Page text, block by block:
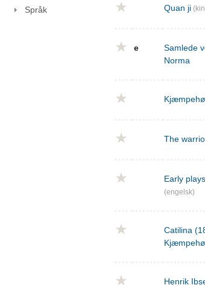
Språk Quan ji
e
Samlede
Norma
The
Early
(engelsk)
Catilina
Henrik